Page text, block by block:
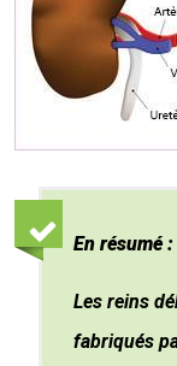
En résumé :
Les reins
fabriqués